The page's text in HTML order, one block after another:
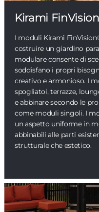
Kirami
I moduli Kirami
costruire un giardino
modulare consente di
soddisfano i propri
creativo e armonioso. I
spogliatoi, terrazze,
e abbinare secondo le
come moduli singoli. I
un aspetto uniforme in
abbinabili alle parti
strutturale che estetico.